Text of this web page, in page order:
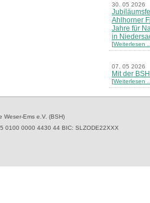
30. 05 2026
Ahlhorner
Jahre für
in
[Weiterlesen …
07. 05 2026
Mit der
[Weiterlesen …
[Weiterlesen …
Ems e.V. (BSH)
0100 0000 4430 44 BIC: SLZODE22XXX